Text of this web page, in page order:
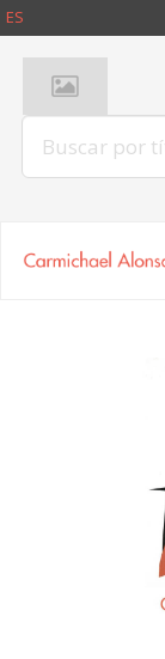
ES